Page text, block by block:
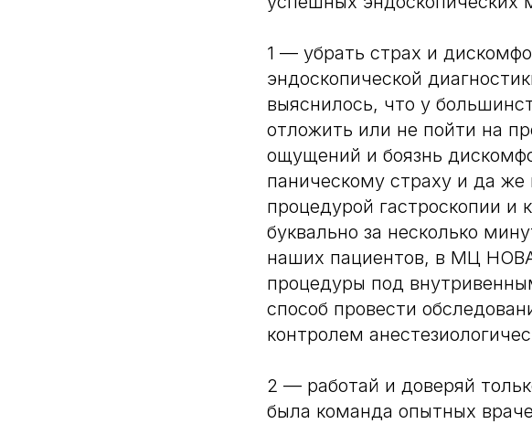
1 — убрать страх и
эндоскопической
выяснилось, что у
отложить или не пойти на
ощущений и боязнь
паническому страху и да
процедурой гастроскопии и
буквально за несколько
наших пациентов, в МЦ
процедуры под
способ провести
контролем
2 — работай и доверяй
была команда опытных